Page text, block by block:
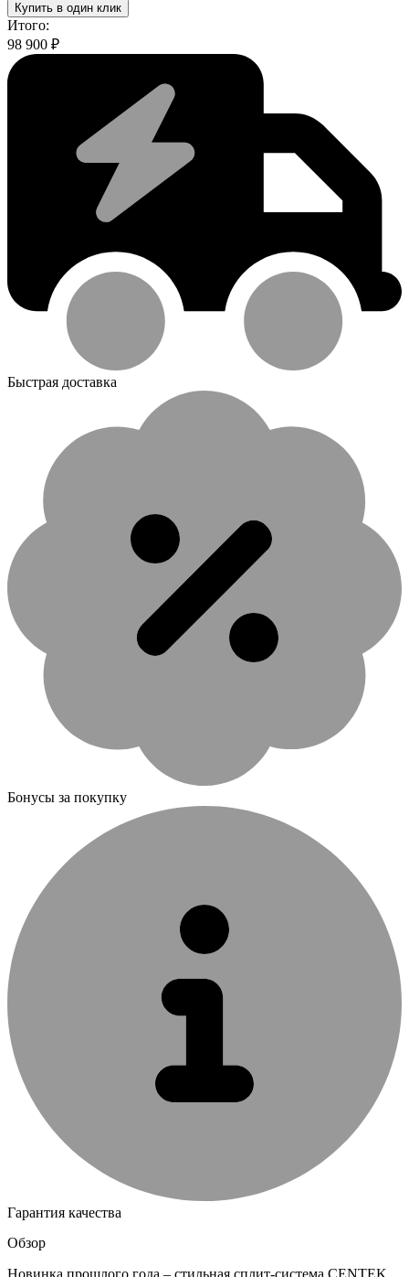
Купить в один клик
Итого:
98 900 ₽
Быстрая доставка
Бонусы за покупку
Гарантия качества
Обзор
Новинка прошлого года – стильная сплит-система CENTEK